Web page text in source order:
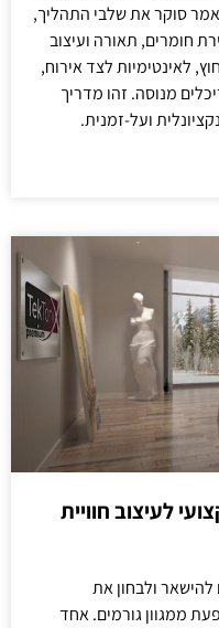
סוקר את שלבי התהליך,
חומרים, תאורה ועיצוב
לאינטימיות לצד אירוח,
מנוסה. זהו מדריך
ועל-זמנית.
לעיצוב חוויית
ולבחון את
ממגוון גורמים. אחד